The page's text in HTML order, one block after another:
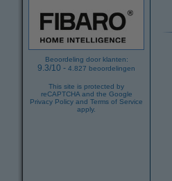
Beoordeling door klanten:
9.3/10 - 4.827 beoordelingen
This site is protected by
reCAPTCHA and the Google
Privacy Policy and Terms of Service
apply.